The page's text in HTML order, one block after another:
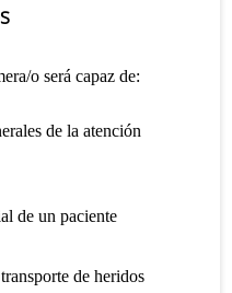
o será capaz de:
de la atención
de un paciente
de heridos